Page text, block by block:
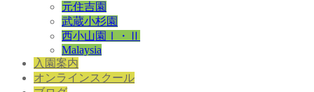
元住吉園
武蔵小杉園
西小山園Ⅰ・Ⅱ
Malaysia
入園案内
オンラインスクール